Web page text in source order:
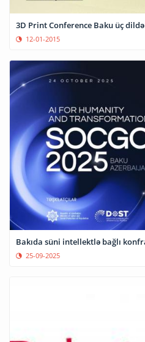
3D Print Conference Baku üç
12-01-2015
Bakıda süni intellektlə bağlı
25-09-2025